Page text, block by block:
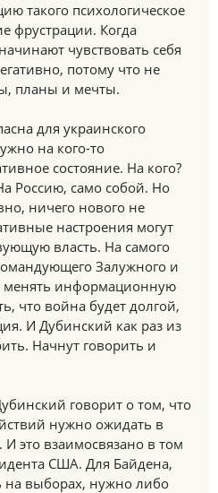
такого психологическое
фрустрации. Когда
чувствовать себя
потому что не
планы и мечты.
для украинского
на кого-то
состояние. На кого?
Россию, само собой. Но
ничего нового не
настроения могут
власть. На самого
Залужного и
менять информационную
что война будет долгой,
И Дубинский как раз из
Начнут говорить и
говорит о том, что
нужно ожидать в
это взаимосвязано в том
США. Для Байдена,
на выборах, нужно либо